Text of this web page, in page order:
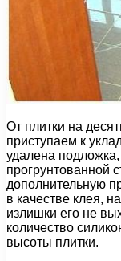
От плитки на
приступаем к
удалена
прогрунтованной
дополнительную
в качестве клея,
излишки его не
количество
высоты плитки.